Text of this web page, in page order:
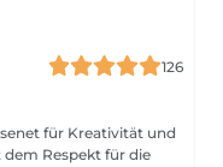
126
für Kreativität und
Respekt für die